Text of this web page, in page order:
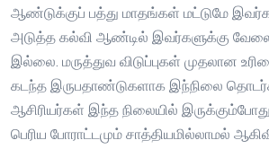
ஆண்டுக்குப் பத்து மாதங்கள் மட்டுமே
அடுத்த கல்வி ஆண்டில் இவர்களுக்கு
இல்லை. மருத்துவ விடுப்புகள் முதலான
கடந்த இருபதாண்டுகளாக இந்நிலை
ஆசிரியர்கள் இந்த நிலையில்
பெரிய போராட்டமும் சாத்தியமில்லாமல்